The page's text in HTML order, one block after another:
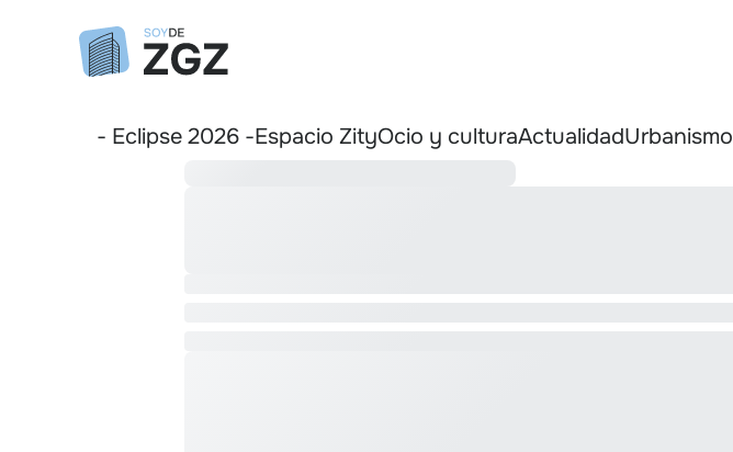
- Eclipse 2026 -Espacio ZityOcio y culturaActualidadUrbanismo